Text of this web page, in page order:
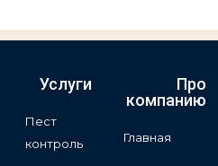
Услуги
Пест
контроль
Про
компанию
Главная